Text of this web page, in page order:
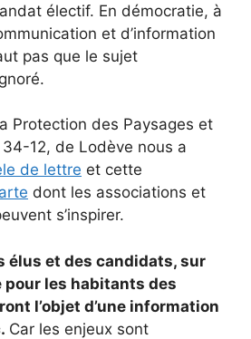
électif. En démocratie, à
et d’information
pas que le sujet
Protection des Paysages et
12, de Lodève nous a
de lettre et cette
dont les associations et
s’inspirer.
élus et des candidats, sur
les habitants des
l’objet d’une information
Car les enjeux sont